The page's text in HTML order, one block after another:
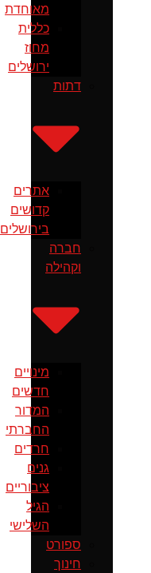
מאוחדת
כללית
מחוז
ירושלים
דתות
אתרים
קדושים
בירושלים
חברה
וקהילה
מינויים
חדשים
המדור
החברתי
חרדים
גנים
ציבוריים
הגיל
השלישי
ספורט
חינוך